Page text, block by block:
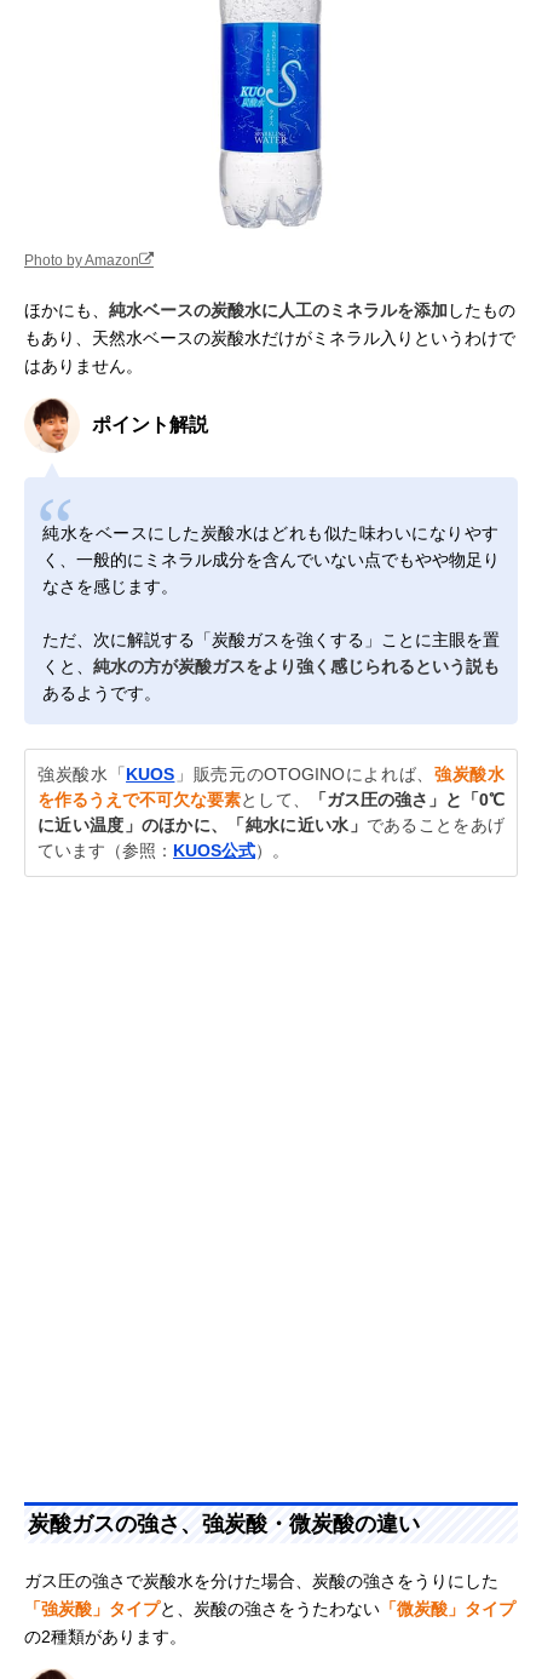
Photo by Amazon
ほかにも、 純水ベースの炭酸水に人工のミネラルを添加 したもの
もあり、天然水ベースの炭酸水だけがミネラル入りというわけで
はありません。
ポイント解説
純水をベースにした炭酸水はどれも似た味わいになりやす
く、一般的にミネラル成分を含んでいない点でもやや物足り
なさを感じます。
ただ、次に解説する「炭酸ガスを強くする」ことに主眼を置
くと、 純水の方が炭酸ガスをより強く感じられるという説も
あるようです。
強炭酸水「KUOS 」販売元のOTOGINOによれば、強炭酸水
を作るうえで不可欠な要素として、
「ガス圧の強さ」と「0℃
に近い温度」のほかに、「純水に近い水」 であることをあげ
ています（参照： KUOS公式）。
炭酸ガスの強さ、強炭酸・微炭酸の違い
ガス圧の強さで炭酸水を分けた場合、炭酸の強さをうりにした
「強炭酸」タイプと、炭酸の強さをうたわない 「微炭酸」タイプ
の2種類があります。